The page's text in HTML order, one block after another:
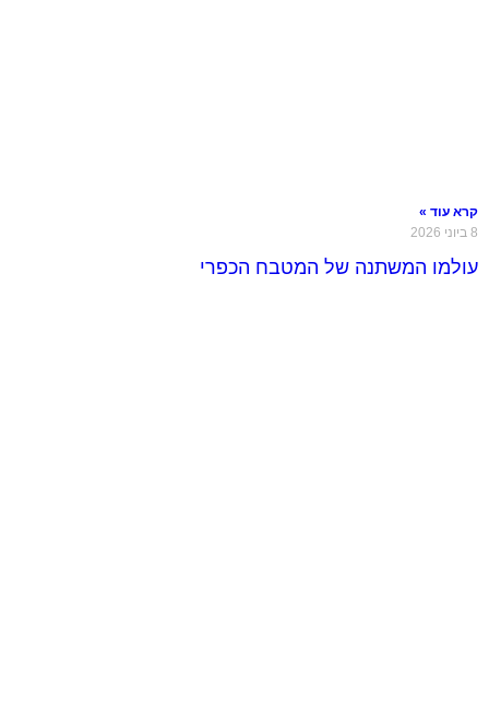
קרא עוד »
8 ביוני 2026
עולמו המשתנה של המטבח הכפרי